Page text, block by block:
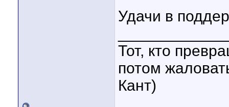
Удачи в
Тот, кто
потом
Кант)